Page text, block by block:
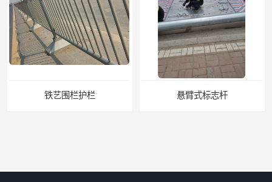
铁艺围栏护栏 悬臂式标志杆